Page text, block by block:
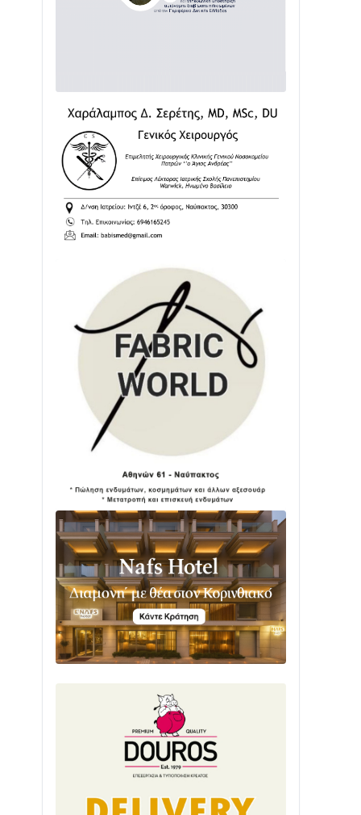
Δήμο Αγρινίου με δύο νέα υδροφόρα
οχήματα
02/08 • 18:26
Διαβάστε την «Ναυπακτία» που
κυκλοφορεί
31/07 • 08:16
Δωρίδα για Όλους: «Καμία εκχώρηση
Διαβάστε την «Ναυπακτία» που
κυκλοφορεί
24/07 • 11:31